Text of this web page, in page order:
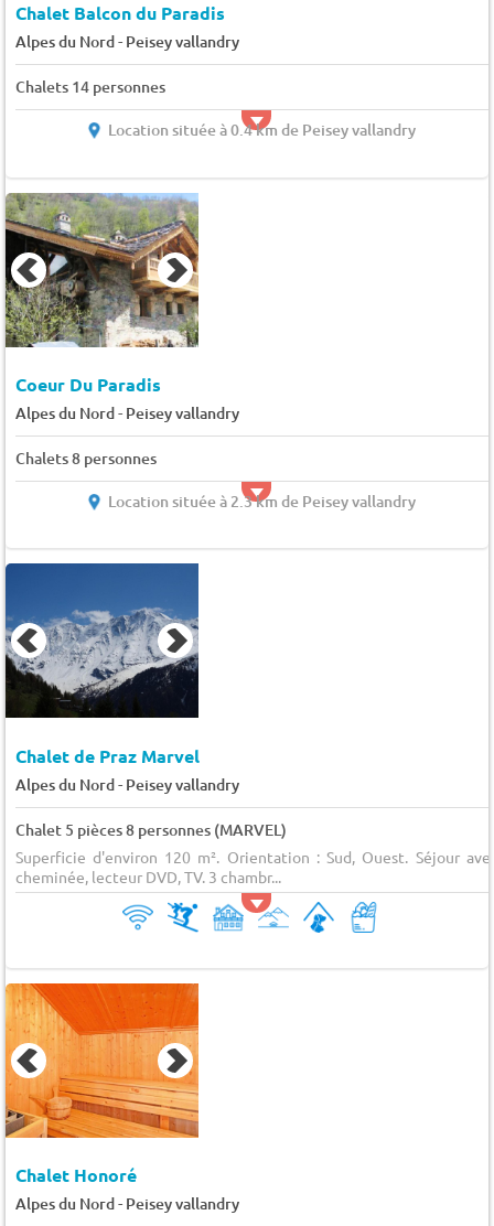
Chalet Balcon du Paradis
Alpes du Nord- Peisey vallandry
Chalets 14 personnes
Location située à 0.4 km de Peisey vallandry
Coeur Du Paradis
Alpes du Nord- Peisey vallandry
Chalets 8 personnes
Location située à 2.3 km de Peisey vallandry
Chalet de Praz Marvel
Alpes du Nord- Peisey vallandry
Chalet 5 pièces 8 personnes (MARVEL)
Superficie d'environ 120 m². Orientation : Sud, Ouest. Séjour
cheminée, lecteur DVD, TV. 3 chambr...
Chalet Honoré
Alpes du Nord- Peisey vallandry